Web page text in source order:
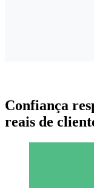
Confiança
reais de